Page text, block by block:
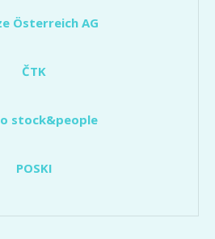
Österreich AG
ČTK
stock&people
POSKI